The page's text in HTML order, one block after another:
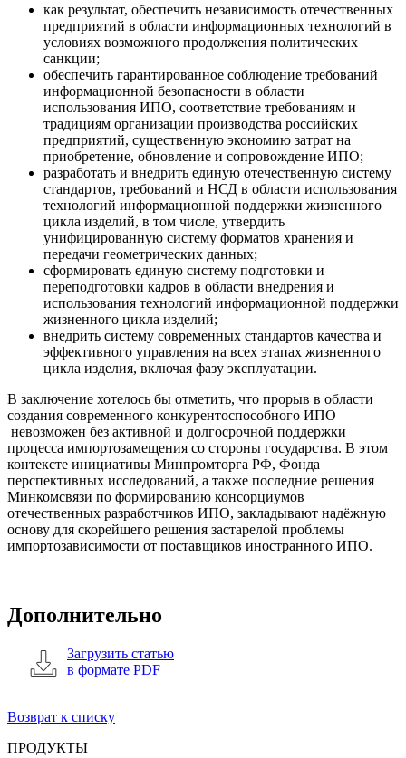
как результат, обеспечить независимость отечественных
предприятий в области информационных технологий в
условиях возможного продолжения политических
санкции;
обеспечить гарантированное соблюдение требований
информационной безопасности в области
использования ИПО, соответствие требованиям и
традициям организации производства российских
предприятий, существенную экономию затрат на
приобретение, обновление и сопровождение ИПО;
разработать и внедрить единую отечественную систему
стандартов, требований и НСД в области использования
технологий информационной поддержки жизненного
цикла изделий, в том числе, утвердить
унифицированную систему форматов хранения и
передачи геометрических данных;
сформировать единую систему подготовки и
переподготовки кадров в области внедрения и
использования технологий информационной поддержки
жизненного цикла изделий;
внедрить систему современных стандартов качества и
эффективного управления на всех этапах жизненного
цикла изделия, включая фазу эксплуатации.
В заключение хотелось бы отметить, что прорыв в области
создания современного конкурентоспособного ИПО
невозможен без активной и долгосрочной поддержки
процесса импортозамещения со стороны государства. В этом
контексте инициативы Минпромторга РФ, Фонда
перспективных исследований, а также последние решения
Минкомсвязи по формированию консорциумов
отечественных разработчиков ИПО, закладывают надёжную
основу для скорейшего решения застарелой проблемы
импортозависимости от поставщиков иностранного ИПО.
Дополнительно
Загрузить статью
в формате PDF
Возврат к списку
ПРОДУКТЫ